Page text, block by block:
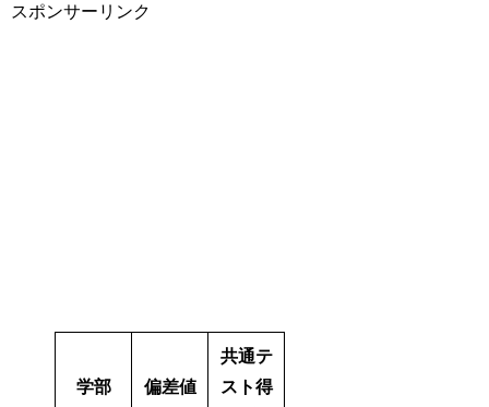
スポンサーリンク
学部 偏差値
共通テ
スト得